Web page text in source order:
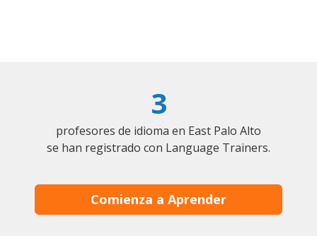
3
profesores de idioma en East Palo Alto
se han registrado con Language Trainers.
Comienza a Aprender